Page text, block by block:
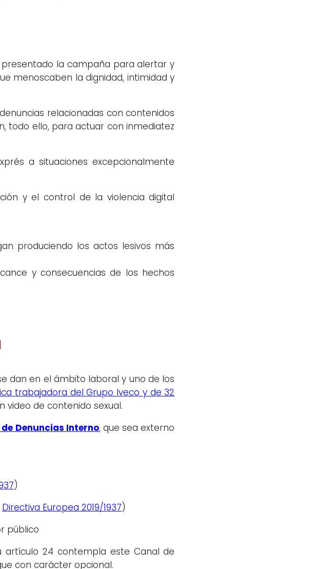
presentado la campaña para alertar y
menoscaben la dignidad, intimidad y
relacionadas con contenidos
todo ello, para actuar con inmediatez
a situaciones excepcionalmente
y el control de la violencia digital
produciendo los actos lesivos más
y consecuencias de los hechos
dan en el ámbito laboral y uno de los
trabajadora del Grupo Iveco y de 32
video de contenido sexual.
Denuncias Interno, que sea externo
)
Directiva Europea 2019/1937)
público
artículo 24 contempla este Canal de
con carácter opcional.